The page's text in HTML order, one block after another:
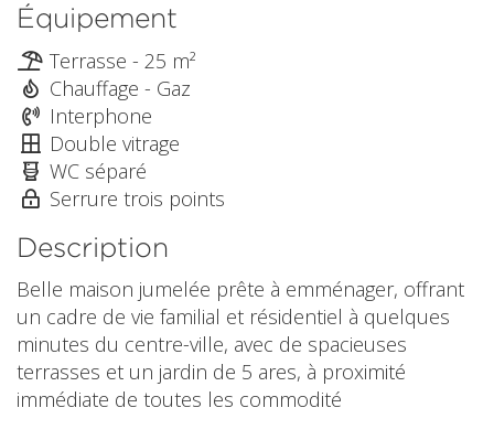
Équipement
Terrasse - 25 m²
Chauffage - Gaz
Interphone
Double vitrage
WC séparé
Serrure trois points
Description
Belle maison jumelée prête à emménager, offrant
un cadre de vie familial et résidentiel à quelques
minutes du centre-ville, avec de spacieuses
terrasses et un jardin de 5 ares, à proximité
immédiate de toutes les commodité